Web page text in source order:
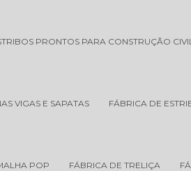
PRONTOS PARA CONSTRUÇÃO
VIGAS E SAPATAS FÁBRICA DE
POP FÁBRICA DE TRELIÇA